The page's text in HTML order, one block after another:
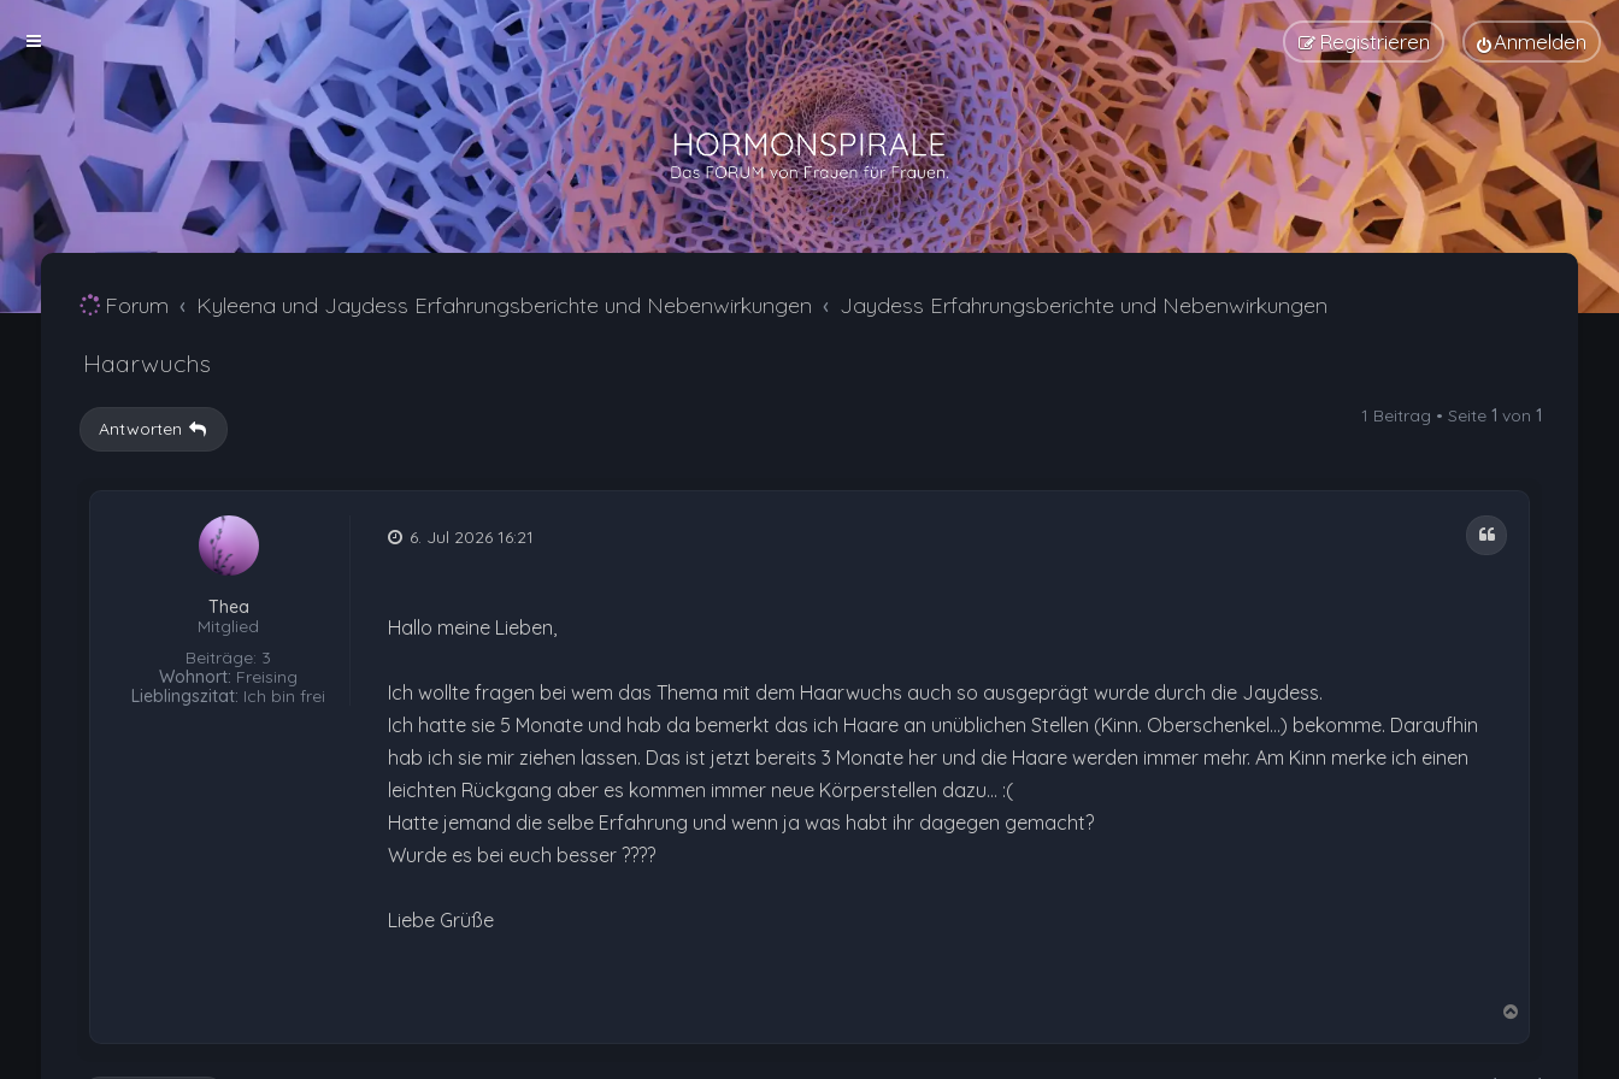
Anmelden
Registrieren
Forum Kyleena und Jaydess Erfahrungsberichte und Nebenwirkungen Jaydess Erfahrungsberichte und Nebenwirkungen
Haarwuchs
Antworten
1 Beitrag • Seite1 von1
Thea
Mitglied
Beiträge: 3
Wohnort: Freising
Lieblingszitat: Ich bin frei
Zitat
6. Jul 2026 16:21
Hallo meine Lieben,
Ich wollte fragen bei wem das Thema mit dem Haarwuchs auch so ausgeprägt wurde durch die Jaydess.
Ich hatte sie 5 Monate und hab da bemerkt das ich Haare an unüblichen Stellen (Kinn. Oberschenkel…) bekomme. Daraufhin
hab ich sie mir ziehen lassen. Das ist jetzt bereits 3 Monate her und die Haare werden immer mehr. Am Kinn merke ich einen
leichten Rückgang aber es kommen immer neue Körperstellen dazu… :(
Hatte jemand die selbe Erfahrung und wenn ja was habt ihr dagegen gemacht?
Wurde es bei euch besser ????
Liebe Grüße